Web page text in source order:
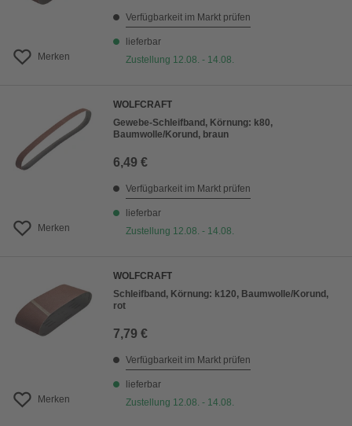
Merken
Verfügbarkeit im Markt prüfen
lieferbar
Zustellung 12.08. - 14.08.
Merken
WOLFCRAFT
Gewebe-Schleifband, Körnung: k80,
Baumwolle/Korund, braun
6,49 €
Verfügbarkeit im Markt prüfen
lieferbar
Zustellung 12.08. - 14.08.
Merken
WOLFCRAFT
Schleifband, Körnung: k120, Baumwolle/Korund,
rot
7,79 €
Verfügbarkeit im Markt prüfen
lieferbar
Zustellung 12.08. - 14.08.